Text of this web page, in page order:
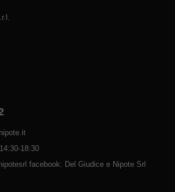
18:30
facebook: Del Giudice e Nipote Srl